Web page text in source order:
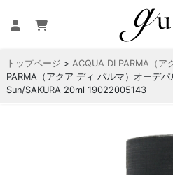
トップページ > ACQUA DI PARMA（ア
PARMA（アクア ディ パルマ）オーデ
Sun/SAKURA 20ml 19022005143